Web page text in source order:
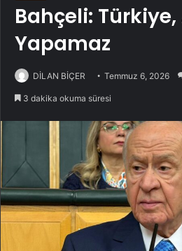
Bahçeli: Türkiye,
Yapamaz
DİLAN BİÇER Temmuz 6, 2026
3 dakika okuma süresi